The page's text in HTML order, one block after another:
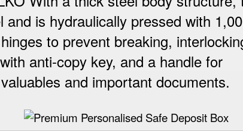
is hydraulically pressed with
to prevent breaking,
anti-copy key, and a handle for
and important documents.